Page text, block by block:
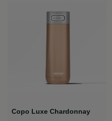
Copo Luxe Chardonnay